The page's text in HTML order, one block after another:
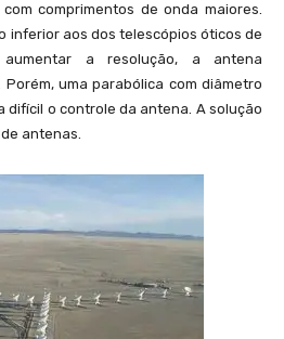
comprimentos de onda maiores.
inferior aos dos telescópios óticos de
aumentar a resolução, a antena
uma parabólica com diâmetro
difícil o controle da antena. A solução
antenas.